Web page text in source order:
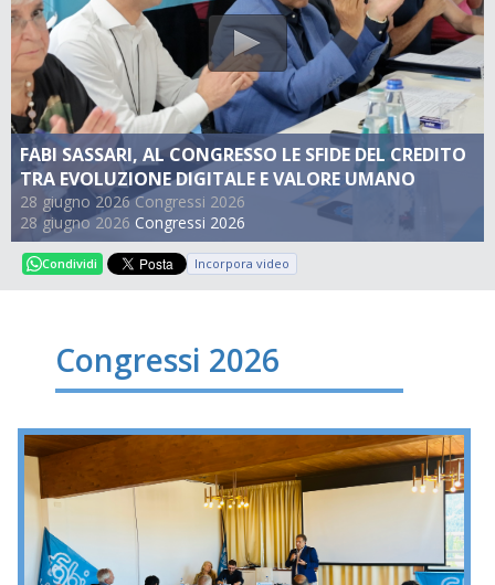
FABI SASSARI, AL CONGRESSO LE SFIDE DEL CREDITO
TRA EVOLUZIONE DIGITALE E VALORE UMANO
28 giugno 2026 Congressi 2026
28 giugno 2026 Congressi 2026
Condividi Incorpora video
Congressi 2026